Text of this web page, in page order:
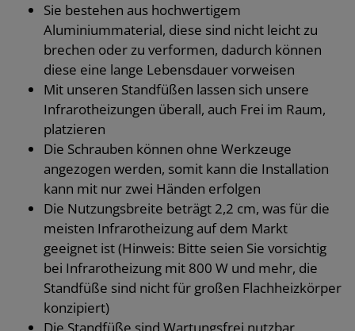
Sie bestehen aus hochwertigem
Aluminiummaterial, diese sind nicht leicht zu
brechen oder zu verformen, dadurch können
diese eine lange Lebensdauer vorweisen
Mit unseren Standfüßen lassen sich unsere
Infrarotheizungen überall, auch Frei im Raum,
platzieren
Die Schrauben können ohne Werkzeuge
angezogen werden, somit kann die Installation
kann mit nur zwei Händen erfolgen
Die Nutzungsbreite beträgt 2,2 cm, was für die
meisten Infrarotheizung auf dem Markt
geeignet ist (Hinweis: Bitte seien Sie vorsichtig
bei Infrarotheizung mit 800 W und mehr, die
Standfüße sind nicht für großen Flachheizkörper
konzipiert)